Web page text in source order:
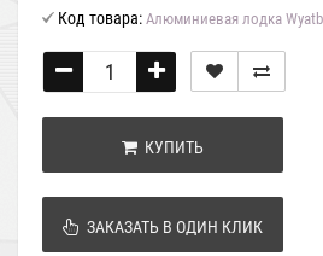
Код товара: Алюминиевая лодка
КУПИТЬ
ЗАКАЗАТЬ В ОДИН КЛИК